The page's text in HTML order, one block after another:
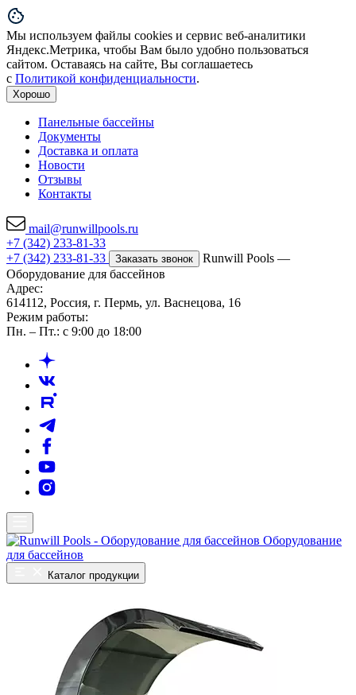
Мы используем файлы cookies и сервис веб-аналитики
Яндекс.Метрика, чтобы Вам было удобно пользоваться
сайтом. Оставаясь на сайте, Вы соглашаетесь
с Политикой конфиденциальности.
Хорошо
Панельные бассейны
Документы
Доставка и оплата
Новости
Отзывы
Контакты
mail@runwillpools.ru
+7 (342) 233-81-33
+7 (342) 233-81-33
Заказать звонок
Runwill Pools —
Оборудование для бассейнов
Адрес:
614112, Россия, г. Пермь, ул. Васнецова, 16
Режим работы:
Пн. – Пт.: с 9:00 до 18:00
Оборудование
для бассейнов
Каталог продукции